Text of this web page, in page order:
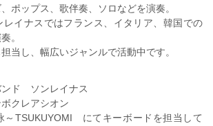
ポップス、歌伴奏、ソロなどを演奏。
イナスではフランス、イタリア、韓国での
。
当し、幅広いジャンルで活動中です。
ンド ソンレイナス
クレアシオン
TSUKUYOMI にてキーボードを担当して